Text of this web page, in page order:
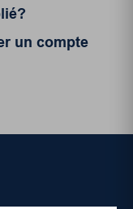
un compte